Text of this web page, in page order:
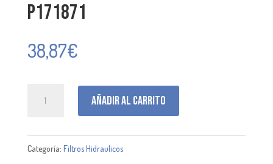
P171871
38,87€
Añadir al carrito
Categoría: Filtros Hidraulicos